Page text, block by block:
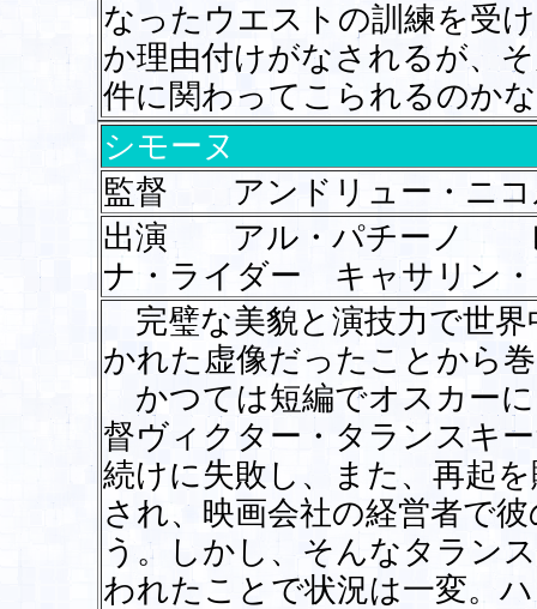
なったウエストの訓練を受
か理由付けがなされるが、
件に関わってこられるのか
シモーヌ
監督 アンドリュー・ニコ
出演 アル・パチーノ
ナ・ライダー キャサリン
完璧な美貌と演技力で世界
かれた虚像だったことから
かつては短編でオスカー
督ヴィクター・タランスキ
続けに失敗し、また、再起
され、映画会社の経営者で
う。しかし、そんなタラン
われたことで状況は一変。